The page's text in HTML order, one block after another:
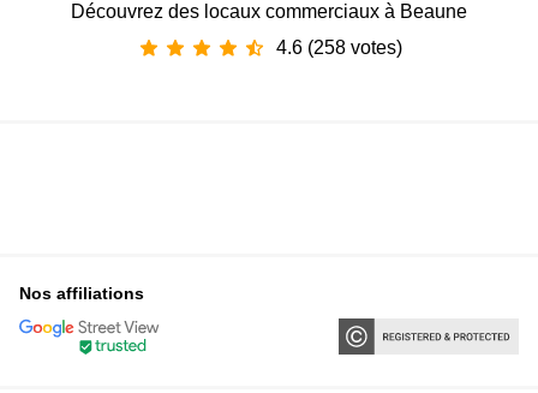
Découvrez des locaux commerciaux à Beaune
4.6 (258 votes)
Nos affiliations